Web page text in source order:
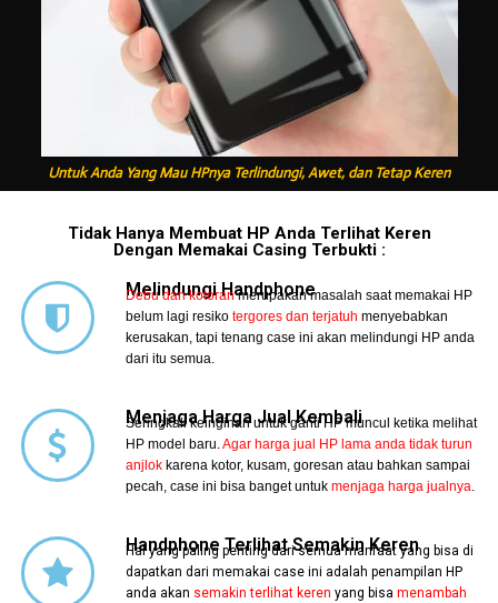
Untuk Anda Yang Mau HPnya Terlindungi, Awet, dan Tetap Keren
Tidak Hanya Membuat HP Anda Terlihat Keren
Dengan Memakai Casing Terbukti :
Melindungi Handphone
Debu dan kotoran merupakan masalah saat memakai HP
belum lagi resiko tergores dan terjatuh menyebabkan
kerusakan, tapi tenang case ini akan melindungi HP anda
dari itu semua.
Menjaga Harga Jual Kembali
Seringkali keinginan untuk ganti HP muncul ketika melihat
HP model baru.Agar harga jual HP lama anda tidak turun
anjlok karena kotor, kusam, goresan atau bahkan sampai
pecah, case ini bisa banget untukmenjaga harga jualnya.
Handphone Terlihat Semakin Keren
Hal yang paling penting dari semua manfaat yang bisa di
dapatkan dari memakai case ini adalah penampilan HP
anda akan semakin terlihat keren yang bisamenambah